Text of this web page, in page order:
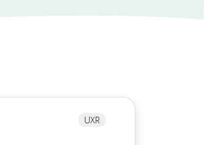
UXR